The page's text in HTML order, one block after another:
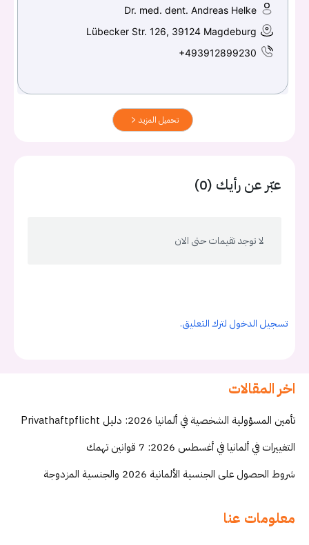
Dr. med. dent. Andreas Helke
Lübecker Str. 126, 39124 Magdeburg
+493912899230
تحميل المزيد
عبّر عن رأيك (0)
لا توجد تقيمات حتى الان
تسجيل الدخول لترك التعليق.
اخر المقالات
تأمين المسؤولية الشخصية في ألمانيا 2026: دليل Privathaftpflicht
التغييرات في ألمانيا في أغسطس 2026: 7 قوانين تهمك
شروط الحصول على الجنسية الألمانية 2026 والجنسية المزدوجة
معلومات عنا